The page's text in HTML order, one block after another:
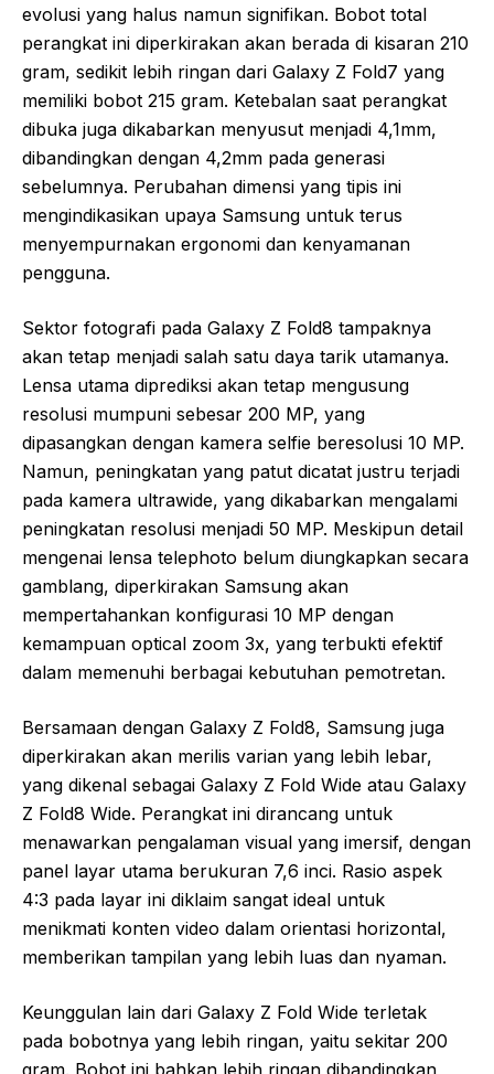
evolusi yang halus namun signifikan. Bobot total
perangkat ini diperkirakan akan berada di kisaran 210
gram, sedikit lebih ringan dari Galaxy Z Fold7 yang
memiliki bobot 215 gram. Ketebalan saat perangkat
dibuka juga dikabarkan menyusut menjadi 4,1mm,
dibandingkan dengan 4,2mm pada generasi
sebelumnya. Perubahan dimensi yang tipis ini
mengindikasikan upaya Samsung untuk terus
menyempurnakan ergonomi dan kenyamanan
pengguna.
Sektor fotografi pada Galaxy Z Fold8 tampaknya
akan tetap menjadi salah satu daya tarik utamanya.
Lensa utama diprediksi akan tetap mengusung
resolusi mumpuni sebesar 200 MP, yang
dipasangkan dengan kamera selfie beresolusi 10 MP.
Namun, peningkatan yang patut dicatat justru terjadi
pada kamera ultrawide, yang dikabarkan mengalami
peningkatan resolusi menjadi 50 MP. Meskipun detail
mengenai lensa telephoto belum diungkapkan secara
gamblang, diperkirakan Samsung akan
mempertahankan konfigurasi 10 MP dengan
kemampuan optical zoom 3x, yang terbukti efektif
dalam memenuhi berbagai kebutuhan pemotretan.
Bersamaan dengan Galaxy Z Fold8, Samsung juga
diperkirakan akan merilis varian yang lebih lebar,
yang dikenal sebagai Galaxy Z Fold Wide atau Galaxy
Z Fold8 Wide. Perangkat ini dirancang untuk
menawarkan pengalaman visual yang imersif, dengan
panel layar utama berukuran 7,6 inci. Rasio aspek
4:3 pada layar ini diklaim sangat ideal untuk
menikmati konten video dalam orientasi horizontal,
memberikan tampilan yang lebih luas dan nyaman.
Keunggulan lain dari Galaxy Z Fold Wide terletak
pada bobotnya yang lebih ringan, yaitu sekitar 200
gram. Bobot ini bahkan lebih ringan dibandingkan